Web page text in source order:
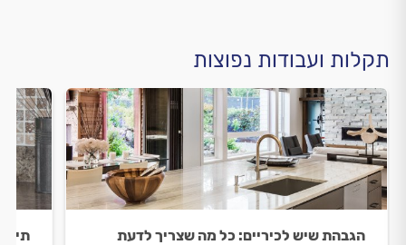
תקלות ועבודות נפוצות
הגבהת שיש לכיריים: כל מה שצריך לדעת